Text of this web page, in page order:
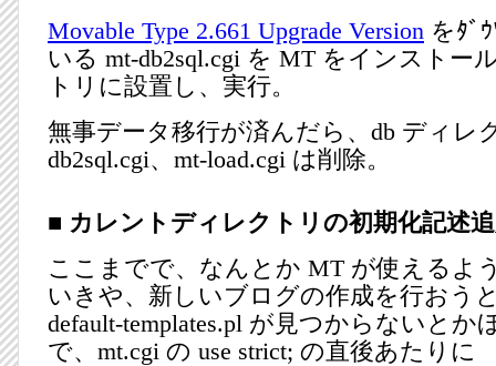
Movable Type 2.661 Upgrade Version をﾀﾞ
いる mt-db2sql.cgi を MT をインストー
トリに設置し、実行。
無事データ移行が済んだら、db ディレ
db2sql.cgi、mt-load.cgi は削除。
■ カレントディレクトリの初期化記述
ここまでで、なんとか MT が使えるよ
いきや、新しいブログの作成を行おう
default-templates.pl が見つからないとか
で、mt.cgi の use strict; の直後あたりに